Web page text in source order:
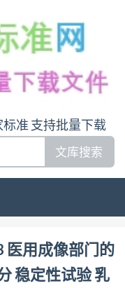
准 支持批量下载
文库搜索
用成像部门的评价
验 乳腺X射线摄影设
医用成像部门的
稳定性试验 乳